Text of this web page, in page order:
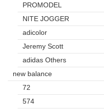
PROMODEL
NITE JOGGER
adicolor
Jeremy Scott
adidas Others
new balance
72
574